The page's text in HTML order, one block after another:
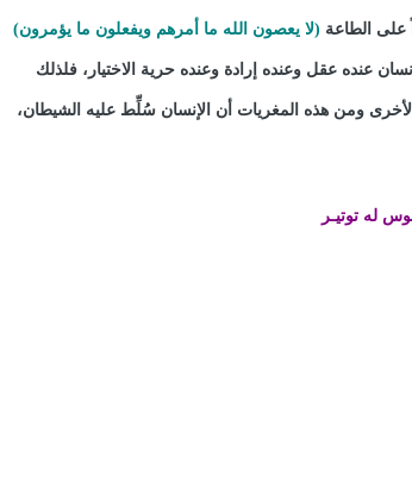
على الطاعة (لا يعصون الله ما أمرهم ويفعلون ما يؤمرون)
عنده عقل وعنده إرادة وعنده حرية الاختيار، فلذلك
ومن هذه المغريات أن الإنسان سُلِّط عليه الشيطان،
له توتيـر